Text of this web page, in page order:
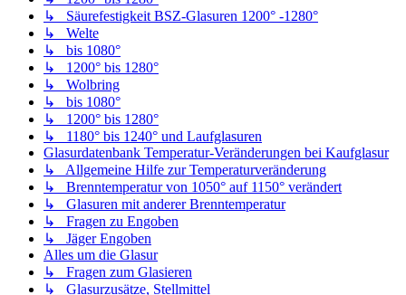
↳ Säurefestigkeit BSZ-Glasuren 1200° -1280°
↳ Welte
↳ bis 1080°
↳ 1200° bis 1280°
↳ Wolbring
↳ bis 1080°
↳ 1200° bis 1280°
↳ 1180° bis 1240° und Laufglasuren
Glasurdatenbank Temperatur-Veränderungen bei Kaufglasur
↳ Allgemeine Hilfe zur Temperaturveränderung
↳ Brenntemperatur von 1050° auf 1150° verändert
↳ Glasuren mit anderer Brenntemperatur
↳ Fragen zu Engoben
↳ Jäger Engoben
Alles um die Glasur
↳ Fragen zum Glasieren
↳ Glasurzusätze, Stellmittel